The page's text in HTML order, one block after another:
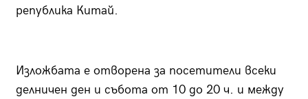
република Китай.
Изложбата е отворена за посетители всеки
делничен ден и събота от 10 до 20 ч. и между